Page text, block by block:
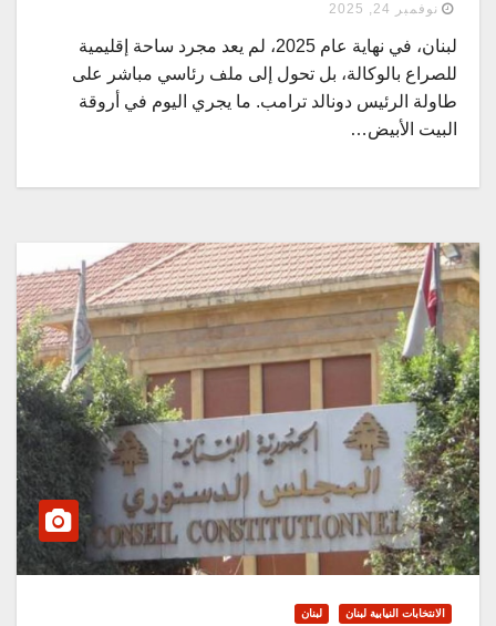
نوفمبر 24, 2025
لبنان، في نهاية عام 2025، لم يعد مجرد ساحة إقليمية
للصراع بالوكالة، بل تحول إلى ملف رئاسي مباشر على
طاولة الرئيس دونالد ترامب. ما يجري اليوم في أروقة
البيت الأبيض…
الانتخابات النيابية لبنان لبنان